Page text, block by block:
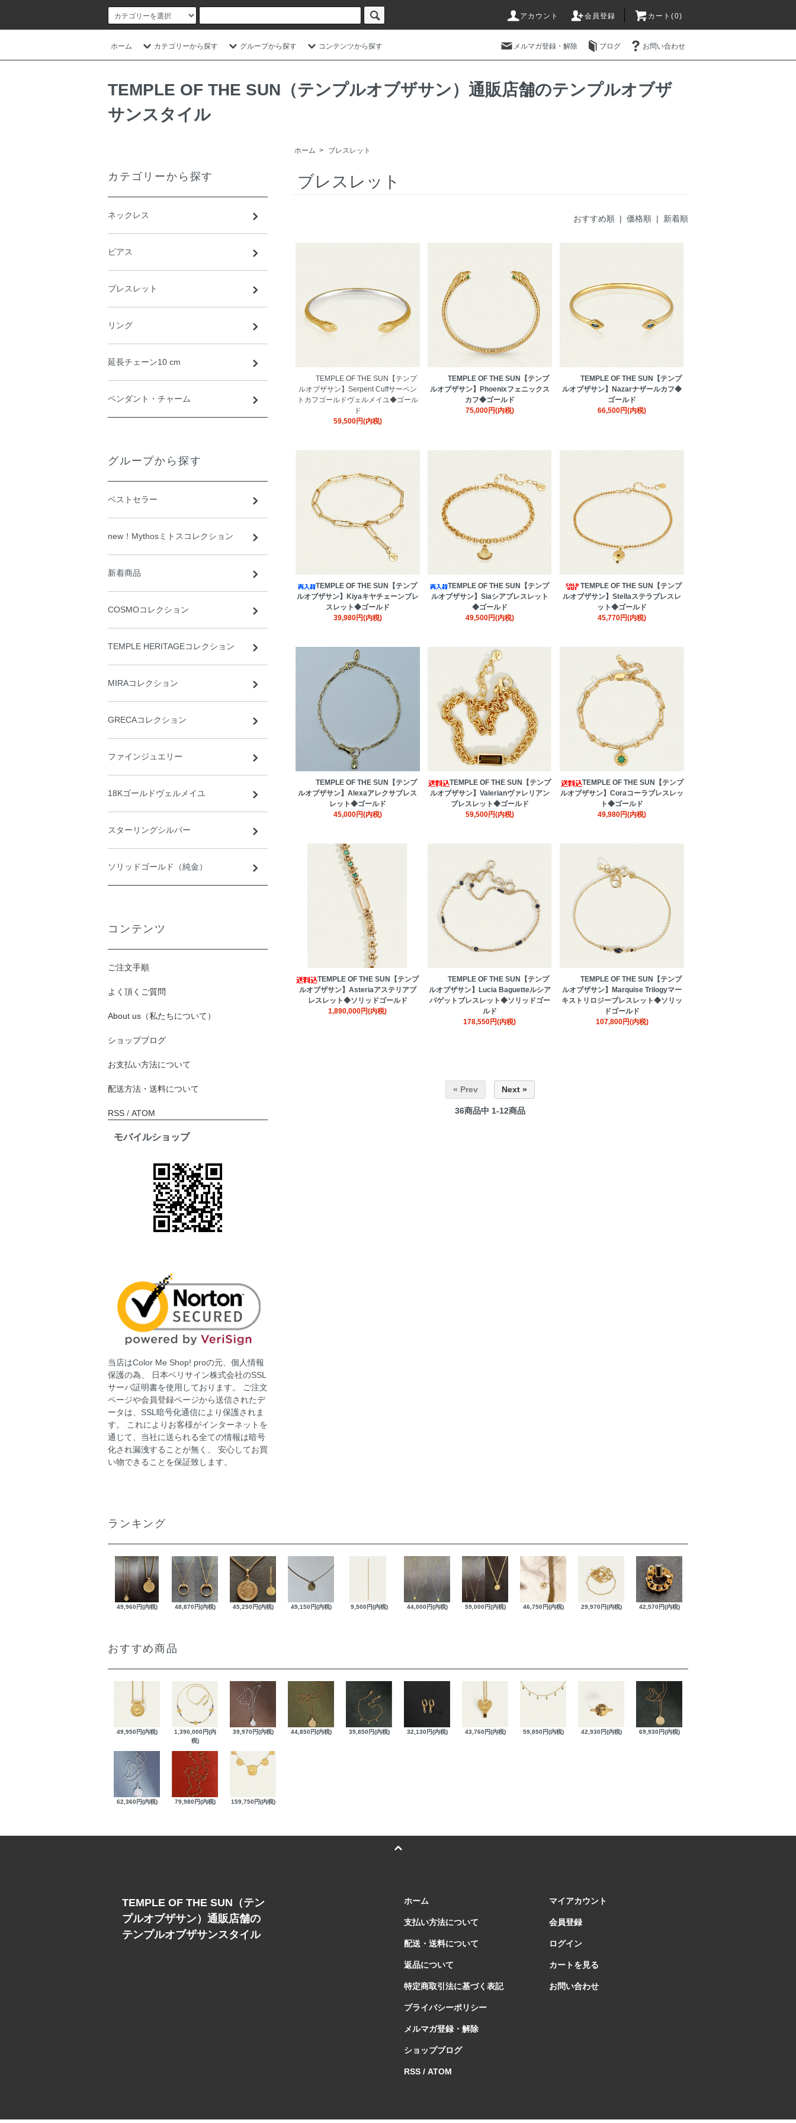
アカウント 会員登録 カート(0)
ホーム カテゴリーから探す グループから探す コンテンツから探す メルマガ登録・解除 ブログ お問い合わせ
TEMPLE OF THE SUN（テンプルオブザサン）通販店舗のテンプルオブザ
サンスタイル
ホーム > ブレスレット
ブレスレット
おすすめ順 | 価格順 | 新着順
TEMPLE OF THE SUN【テンプ
ルオブザサン】Serpent Cuffサーペン
トカフゴールドヴェルメイユ◆ゴール
ド
59,500円(内税)
TEMPLE OF THE SUN【テンプ
ルオブザサン】Phoenixフェニックス
カフ◆ゴールド
75,000円(内税)
TEMPLE OF THE SUN【テンプ
ルオブザサン】Nazarナザールカフ◆
ゴールド
66,500円(内税)
TEMPLE OF THE SUN【テンプ
ルオブザサン】Kiyaキヤチェーンブレ
スレット◆ゴールド
39,980円(内税)
TEMPLE OF THE SUN【テンプ
ルオブザサン】Siaシアブレスレット
◆ゴールド
49,500円(内税)
TEMPLE OF THE SUN【テンプ
ルオブザサン】Stellaステラブレスレ
ット◆ゴールド
45,770円(内税)
TEMPLE OF THE SUN【テンプ
ルオブザサン】Alexaアレクサブレス
レット◆ゴールド
45,000円(内税)
TEMPLE OF THE SUN【テンプ
ルオブザサン】Valerianヴァレリアン
ブレスレット◆ゴールド
59,500円(内税)
TEMPLE OF THE SUN【テンプ
ルオブザサン】Coraコーラブレスレッ
ト◆ゴールド
49,980円(内税)
TEMPLE OF THE SUN【テンプ
ルオブザサン】Asteriaアステリアブ
レスレット◆ソリッドゴールド
1,890,000円(内税)
TEMPLE OF THE SUN【テンプ
ルオブザサン】Lucia Baguetteルシア
バゲットブレスレット◆ソリッドゴー
ルド
178,550円(内税)
TEMPLE OF THE SUN【テンプ
ルオブザサン】Marquise Trilogyマー
キストリロジーブレスレット◆ソリッ
ドゴールド
107,800円(内税)
« Prev Next »
36商品中 1-12商品
カテゴリーから探す
ネックレス
ピアス
ブレスレット
リング
延長チェーン10 cm
ペンダント・チャーム
グループから探す
ベストセラー
new！Mythosミトスコレクション
新着商品
COSMOコレクション
TEMPLE HERITAGEコレクション
MIRAコレクション
GRECAコレクション
ファインジュエリー
18Kゴールドヴェルメイユ
スターリングシルバー
ソリッドゴールド（純金）
コンテンツ
ご注文手順
よく頂くご質問
About us（私たちについて）
ショップブログ
お支払い方法について
配送方法・送料について
RSS / ATOM
モバイルショップ
当店はColor Me Shop! proの元、個人情報
保護の為、 日本ベリサイン株式会社のSSL
サーバ証明書を使用しております。 ご注文
ページや会員登録ページから送信されたデ
ータは、SSL暗号化通信により保護されま
す。 これによりお客様がインターネットを
通じて、当社に送られる全ての情報は暗号
化され漏洩することが無く、 安心してお買
い物できることを保証致します。
ランキング
49,960円(内税) 48,870円(内税) 45,250円(内税) 49,150円(内税) 9,500円(内税) 44,000円(内税) 59,000円(内税) 46,750円(内税) 29,970円(内税) 42,570円(内税)
おすすめ商品
49,950円(内税)
1,390,000円(内
税)
39,970円(内税) 44,850円(内税) 39,850円(内税) 32,130円(内税) 43,760円(内税) 59,850円(内税) 42,930円(内税) 69,930円(内税)
62,360円(内税) 79,980円(内税) 159,750円(内税)
TEMPLE OF THE SUN（テン
プルオブザサン）通販店舗の
テンプルオブザサンスタイル
ホーム
支払い方法について
配送・送料について
返品について
特定商取引法に基づく表記
プライバシーポリシー
メルマガ登録・解除
ショップブログ
RSS/ ATOM
マイアカウント
会員登録
ログイン
カートを見る
お問い合わせ